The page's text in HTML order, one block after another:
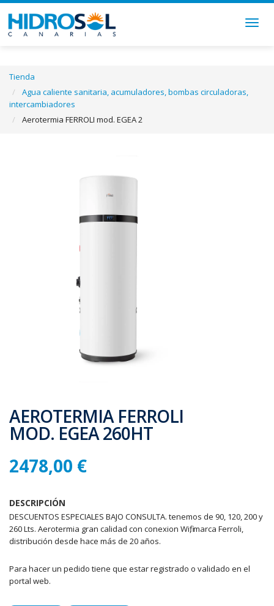
Tienda
Agua caliente sanitaria, acumuladores, bombas circuladoras,
intercambiadores
Aerotermia FERROLI mod. EGEA 2
AEROTERMIA FERROLI
MOD. EGEA 260HT
2478,00 €
DESCRIPCIÓN
DESCUENTOS ESPECIALES BAJO CONSULTA. tenemos de 90, 120, 200 y
260 Lts. Aerotermia gran calidad con conexion Wifi, marca Ferroli,
distribución desde hace más de 20 años.
Para hacer un pedido tiene que estar registrado o validado en el
portal web.